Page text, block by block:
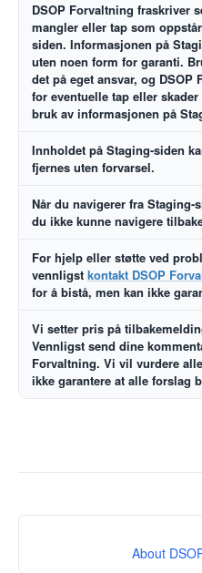
DSOP Forvaltning fraskriver
mangler eller tap som
siden. Informasjonen på
uten noen form for garanti.
det på eget ansvar, og
for eventuelle tap eller
bruk av informasjonen på
Innholdet på Staging-siden
fjernes uten forvarsel.
Når du navigerer fra
du ikke kunne navigere
For hjelp eller støtte ved
vennligst kontakt DSOP
for å bistå, men kan ikke
Vi setter pris på
Vennligst send dine
Forvaltning. Vi vil vurdere
ikke garantere at alle forslag
About